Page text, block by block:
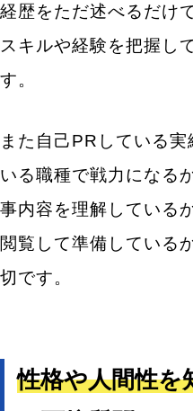
経歴をただ述べるだけ
スキルや経験を把握し
す。
また自己PRしている
いる職種で戦力になる
事内容を理解している
閲覧して準備している
切です。
性格や人間性を